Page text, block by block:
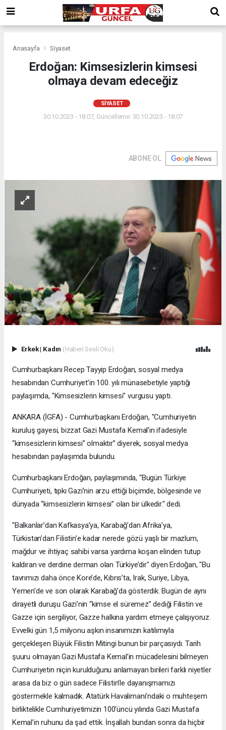
Anasayfa Siyaset
Erdoğan: Kimsesizlerin kimsesi
olmaya devam edeceğiz
SIYASET
30.10.2023 - 18:07, Güncelleme: 30.10.2023 - 18:07
ABONE OL
Erkek| Kadın (Haberi Sesli Oku)
Cumhurbaşkanı Recep Tayyip Erdoğan, sosyal medya
hesabından Cumhuriyet’in 100. yılı münasebetiyle yaptığı
paylaşımda, "Kimsesizlerin kimsesi" vurgusu yaptı.
ANKARA (İGFA) - Cumhurbaşkanı Erdoğan, "Cumhuriyetin
kuruluş gayesi, bizzat Gazi Mustafa Kemal’in ifadesiyle
“kimsesizlerin kimsesi” olmaktır” diyerek, sosyal medya
hesabından paylaşımda bulundu.
Cumhurbaşkanı Erdoğan, paylaşımında, “Bugün Türkiye
Cumhuriyeti, tıpkı Gazi’nin arzu ettiği biçimde, bölgesinde ve
dünyada “kimsesizlerin kimsesi” olan bir ülkedir." dedi.
"Balkanlar’dan Kafkasya’ya, Karabağ’dan Afrika’ya,
Türkistan’dan Filistin’e kadar nerede gözü yaşlı bir mazlum,
mağdur ve ihtiyaç sahibi varsa yardıma koşan elinden tutup
kaldıran ve derdine derman olan Türkiye’dir" diyen Erdoğan, "Bu
tavrımızı daha önce Kore’de, Kıbrıs’ta, Irak, Suriye, Libya,
Yemen’de ve son olarak Karabağ’da gösterdik. Bugün de aynı
dirayetli duruşu Gazi’nin “kimse el süremez” dediği Filistin ve
Gazze için sergiliyor, Gazze halkına yardım etmeye çalışıyoruz.
Evvelki gün 1,5 milyonu aşkın insanımızın katılımıyla
gerçekleşen Büyük Filistin Mitingi bunun bir parçasıydı. Tarih
şuuru olmayan Gazi Mustafa Kemal’in mücadelesini bilmeyen
Cumhuriyetin niçin kurulduğunu anlamayan birileri farklı niyetler
arasa da biz o gün sadece Filistin’le dayanışmamızı
göstermekle kalmadık. Atatürk Havalimanı’ndaki o muhteşem
birliktelikle Cumhuriyetimizin 100’üncü yılında Gazi Mustafa
Kemal’in ruhunu da şad ettik. İnşallah bundan sonra da hiçbir